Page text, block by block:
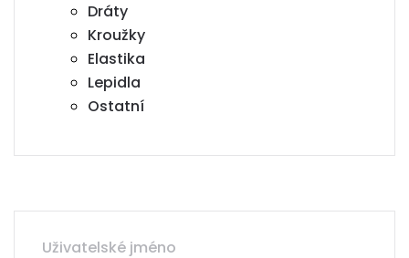
Dráty
Kroužky
Elastika
Lepidla
Ostatní